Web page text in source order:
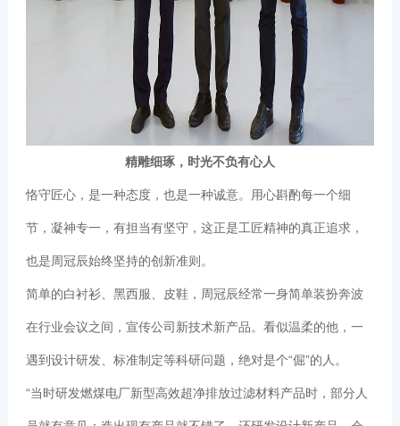
精雕细琢，时光不负有心人
恪守匠心，是一种态度，也是一种诚意。用心斟酌每一个细
节，凝神专一，有担当有坚守，这正是工匠精神的真正追求，
也是周冠辰始终坚持的创新准则。
简单的白衬衫、黑西服、皮鞋，周冠辰经常一身简单装扮奔波
在行业会议之间，宣传公司新技术新产品。看似温柔的他，一
遇到设计研发、标准制定等科研问题，绝对是个“倔”的人。
“当时研发燃煤电厂新型高效超净排放过滤材料产品时，部分人